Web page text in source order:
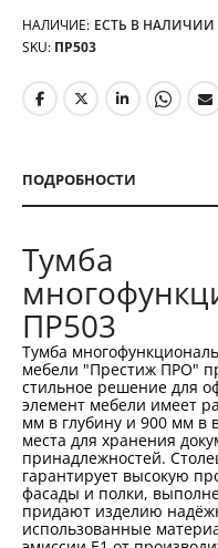
НАЛИЧИЕ: ЕСТЬ В НАЛИЧИИ
SKU ПР503
ПОДРОБНОСТИ
Тумба
ПР503
Тумба
мебели "Престиж ПРО"
стильное решение для
элемент мебели имеет
мм в глубину и 900 мм в
места для хранения
принадлежностей.
гарантирует высокую
фасады и полки,
придают изделию
использованные